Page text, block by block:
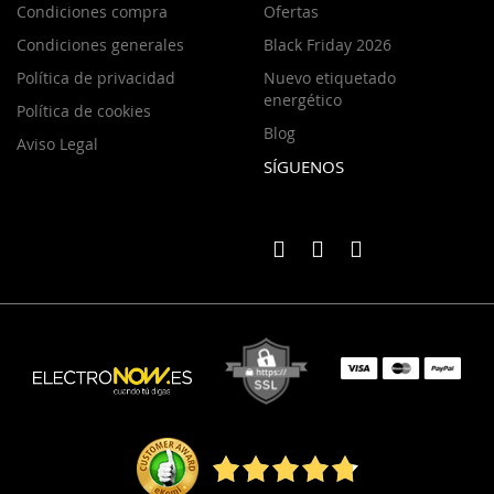
Condiciones compra
Condiciones generales
Política de privacidad
Política de cookies
Aviso Legal
Ofertas
Black Friday 2026
Nuevo etiquetado
energético
Blog
SÍGUENOS